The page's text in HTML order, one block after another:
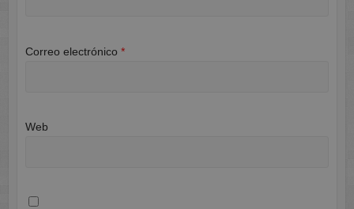
Correo electrónico *
Web